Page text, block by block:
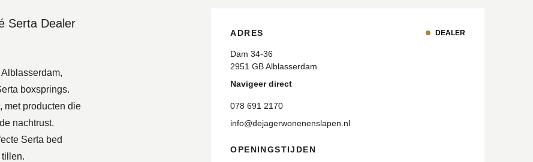
Serta Dealer
boxsprings.
met producten die
nachtrust.
Serta bed
ADRES DEALER
Dam 34-36
2951 GB Alblasserdam
Navigeer direct
078 691 2170
info@dejagerwonenenslapen.nl
OPENINGSTIJDEN